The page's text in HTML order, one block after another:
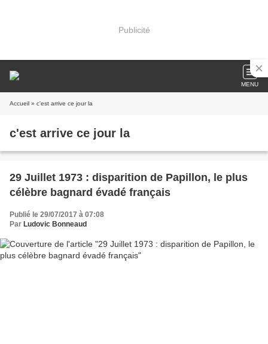
Publicité
MENU
Accueil » c'est arrive ce jour la
c'est arrive ce jour la
29 Juillet 1973 : disparition de Papillon, le plus
célèbre bagnard évadé français
Publié le 29/07/2017 à 07:08
Par Ludovic Bonneaud